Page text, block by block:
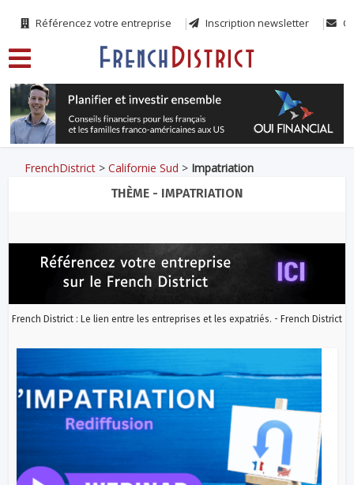
Référencez votre entreprise Inscription newsletter
FrenchDistrict >Californie Sud > Impatriation
THÈME - IMPATRIATION
French District : Le lien entre les entreprises et les expatriés. - French District